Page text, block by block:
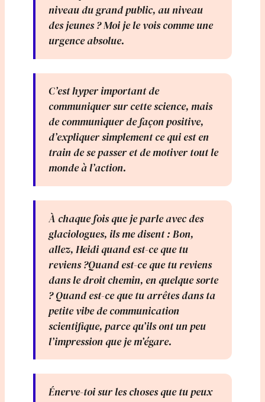
niveau du grand public, au niveau
des jeunes ? Moi je le vois comme une
urgence absolue.
C’est hyper important de
communiquer sur cette science, mais
de communiquer de façon positive,
d’expliquer simplement ce qui est en
train de se passer et de motiver tout le
monde à l’action.
À chaque fois que je parle avec des
glaciologues, ils me disent : Bon,
allez, Heidi quand est-ce que tu
reviens ?Quand est-ce que tu reviens
dans le droit chemin, en quelque sorte
? Quand est-ce que tu arrêtes dans ta
petite vibe de communication
scientifique, parce qu’ils ont un peu
l’impression que je m’égare.
Énerve-toi sur les choses que tu peux